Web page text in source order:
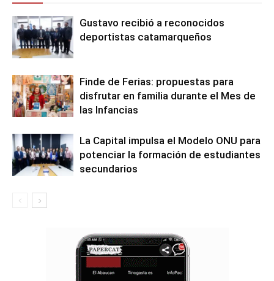
Gustavo recibió a reconocidos
deportistas catamarqueños
Finde de Ferias: propuestas para
disfrutar en familia durante el Mes de
las Infancias
La Capital impulsa el Modelo ONU para
potenciar la formación de estudiantes
secundarios